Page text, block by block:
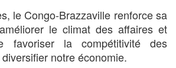
le Congo-Brazzaville renforce sa
le climat des affaires et
favoriser la compétitivité des
notre économie.